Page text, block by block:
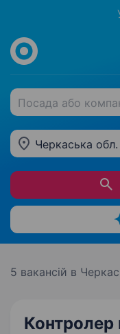
Посада або
Черкаська обл.
5 вакансій в
Контролер